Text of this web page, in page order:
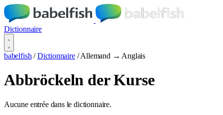
Dictionnaire
babelfish / Dictionnaire / Allemand → Anglais
Abbröckeln der Kurse
Aucune entrée dans le dictionnaire.